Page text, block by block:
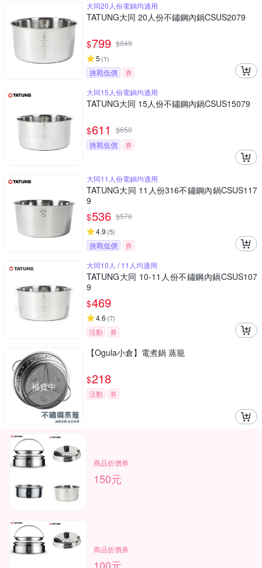
大同20人份電鍋均適用
TATUNG大同 20人份不鏽鋼內鍋CSUS2079
$799 $849
5 (1)
挑戰低價
券
大同15人份電鍋均適用
TATUNG大同 15人份不鏽鋼內鍋CSUS15079
$611 $650
挑戰低價
券
大同11人份電鍋均適用
TATUNG大同 11人份316不鏽鋼內鍋CSUS117
9
$536 $570
4.9 (5)
挑戰低價
券
大同10人 / 11人均適用
TATUNG大同 10-11人份不鏽鋼內鍋CSUS107
9
$469
4.6 (7)
活動 券
補貨中
【Ogula小倉】電煮鍋 蒸籠
$218
活動 券
商品折價券
150元
商品折價券